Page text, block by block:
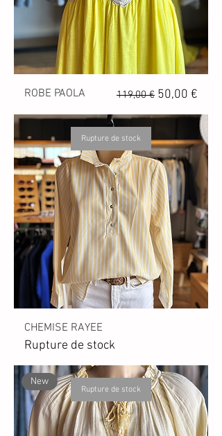
ROBE PAOLA Prix original
119,00 € Prix
50,00 €
Rupture de stock
CHEMISE RAYEE
Rupture de stock
Rupture de stock
New